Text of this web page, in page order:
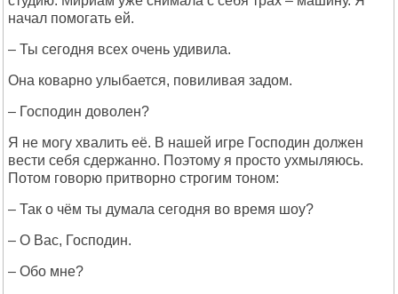
начал помогать ей.
– Ты сегодня всех очень удивила.
Она коварно улыбается, повиливая задом.
– Господин доволен?
Я не могу хвалить её. В нашей игре Господин должен
вести себя сдержанно. Поэтому я просто ухмыляюсь.
Потом говорю притворно строгим тоном:
– Так о чём ты думала сегодня во время шоу?
– О Вас, Господин.
– Обо мне?